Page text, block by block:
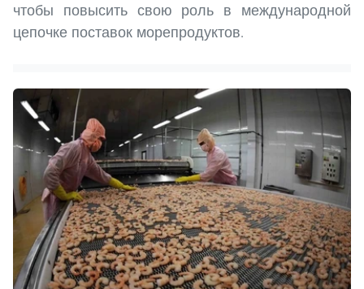
чтобы повысить свою роль в международной
цепочке поставок морепродуктов.